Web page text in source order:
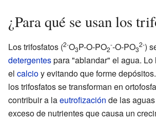
¿Para qué se usan los
Los trifosfatos (2-O3P-O-PO2
--O-PO3
2-)
detergentespara "ablandar" el agua.
el calcioy evitando que forme
los trifosfatos se transforman en
contribuir a laeutrofización de las
exceso de nutrientes que causa un